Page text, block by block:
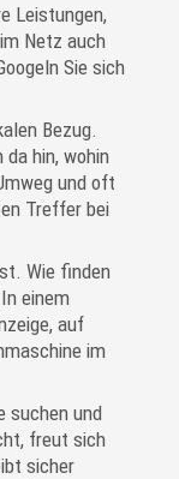
Leistungen,
Netz auch
Sie sich
Bezug.
da hin, wohin
und oft
Treffer bei
Wie finden
einem
auf
im
suchen und
freut sich
sicher